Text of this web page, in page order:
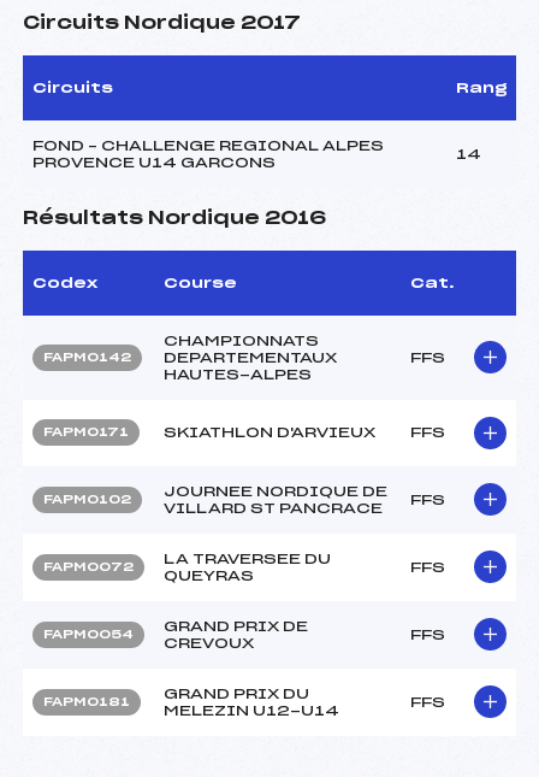
Circuits Nordique 2017
Circuits Rang
FOND – CHALLENGE REGIONAL ALPES
PROVENCE U14 GARCONS
14
Résultats Nordique 2016
Codex Course Cat.
FAPM0142
CHAMPIONNATS
DEPARTEMENTAUX
HAUTES-ALPES
FFS
FAPM0171 SKIATHLON D'ARVIEUX FFS
FAPM0102
JOURNEE NORDIQUE DE
VILLARD ST PANCRACE
FFS
FAPM0072
LA TRAVERSEE DU
QUEYRAS
FFS
FAPM0054
GRAND PRIX DE
CREVOUX
FFS
FAPM0181
GRAND PRIX DU
MELEZIN U12-U14
FFS